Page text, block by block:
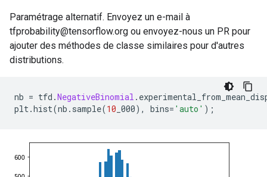
Paramétrage alternatif. Envoyez un e-mail à
tfprobability@tensorflow.org ou envoyez-nous un PR pour
ajouter des méthodes de classe similaires pour d'autres
distributions.
nb = tfd .NegativeBinomial .
plt.hist(nb . sample(10 _000), bins= 'auto' );